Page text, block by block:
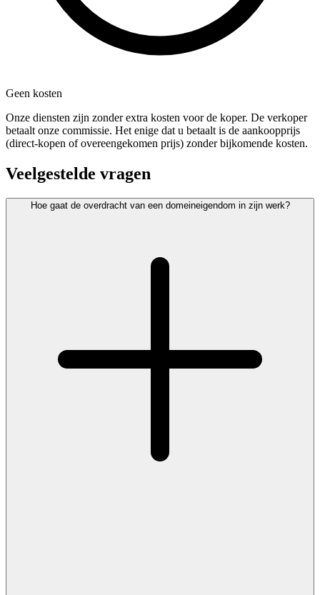
Geen kosten
Onze diensten zijn zonder extra kosten voor de koper. De verkoper
betaalt onze commissie. Het enige dat u betaalt is de aankoopprijs
(direct-kopen of overeengekomen prijs) zonder bijkomende kosten.
Veelgestelde vragen
Hoe gaat de overdracht van een domeineigendom in zijn werk?